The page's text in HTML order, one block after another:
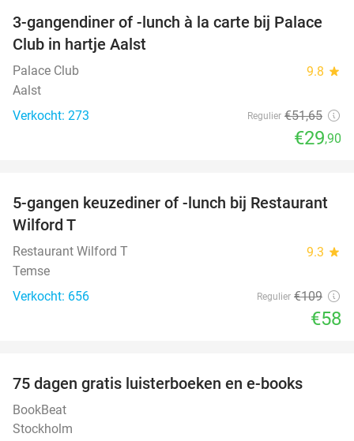
42%
3-gangendiner of -lunch à la carte bij Palace
Club in hartje Aalst
Palace Club 9.8 star
Aalst
Verkocht: 273
Regulier €51,65
€29,90
47%
5-gangen keuzediner of -lunch bij Restaurant
Wilford T
Restaurant Wilford T 9.3 star
Temse
Verkocht: 656
Regulier €109
€58
75 dagen gratis luisterboeken en e-books
BookBeat
Stockholm